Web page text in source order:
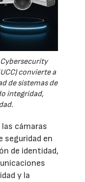
convierte a
de sistemas de
integridad,
cámaras
seguridad en
de identidad,
y la